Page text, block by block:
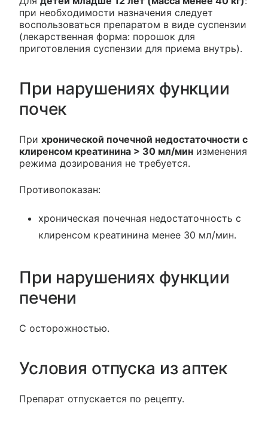
при необходимости назначения следует
воспользоваться препаратом в виде суспензии
(лекарственная форма: порошок для
приготовления суспензии для приема внутрь).
При нарушениях функции
почек
При хронической почечной недостаточности с
клиренсом креатинина > 30 мл/мин изменения
режима дозирования не требуется.
Противопоказан:
хроническая почечная недостаточность с
клиренсом креатинина менее 30 мл/мин.
При нарушениях функции
печени
С осторожностью.
Условия отпуска из аптек
Препарат отпускается по рецепту.